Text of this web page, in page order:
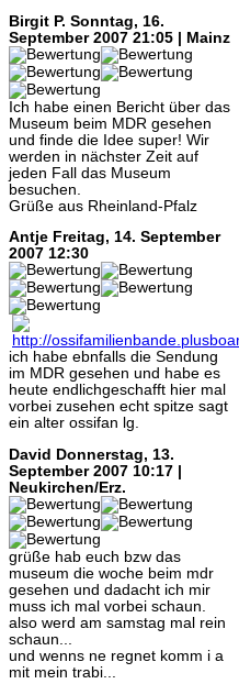
Birgit P. Sonntag, 16.
September 2007 21:05 | Mainz
Ich habe einen Bericht über das
Museum beim MDR gesehen
und finde die Idee super! Wir
werden in nächster Zeit auf
jeden Fall das Museum
besuchen.
Grüße aus Rheinland-Pfalz
Antje Freitag, 14. September
2007 12:30
ich habe ebnfalls die Sendung
im MDR gesehen und habe es
heute endlichgeschafft hier mal
vorbei zusehen echt spitze sagt
ein alter ossifan lg.
David
Donnerstag, 13.
September 2007 10:17 |
Neukirchen/Erz.
grüße hab euch bzw das
museum die woche beim mdr
gesehen und dadacht ich mir
muss ich mal vorbei schaun.
also werd am samstag mal rein
schaun...
und wenns ne regnet komm i a
mit mein trabi...